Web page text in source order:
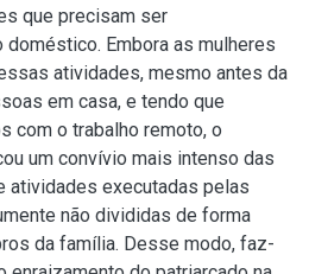
que precisam ser
Embora as mulheres
atividades, mesmo antes da
em casa, e tendo que
com o trabalho remoto, o
um convívio mais intenso das
atividades executadas pelas
não divididas de forma
da família. Desse modo, faz-